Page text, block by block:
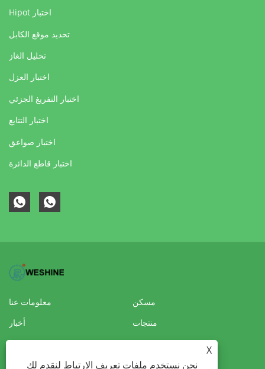
اختبار Hipot
تحديد موقع الكابل
تحليل الغاز
اختبار العزل
اختبار التفريغ الجزئي
اختبار التتابع
اختبار صواعق
اختبار قاطع الدائرة
مسكن
معلومات عنا
منتجات
أخبار
تحميل
إرسال استفسار
اتصل بنا
الواقع الافتراضي
X
نحن نستخدم ملفات تعريف الارتباط لنقدم لك